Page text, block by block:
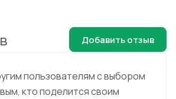
пользователям с выбором
кто поделится своим
Добавить отзыв